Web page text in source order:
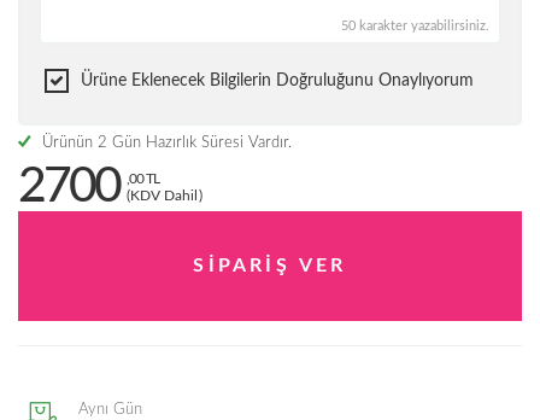
50 karakter yazabilirsiniz.
Ürüne Eklenecek Bilgilerin Doğruluğunu Onaylıyorum
Ürünün 2 Gün Hazırlık Süresi Vardır.
2700
,00 TL
(KDV Dahil)
Aynı Gün